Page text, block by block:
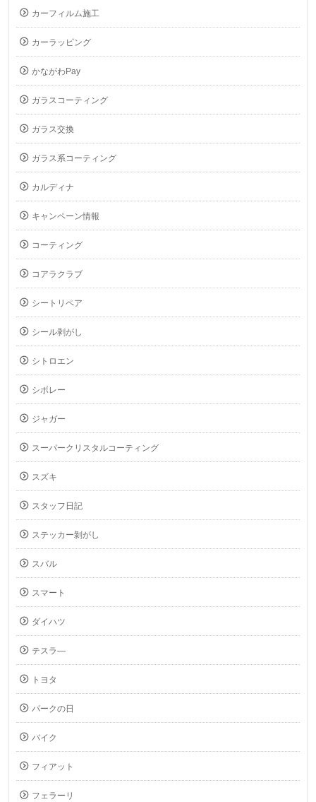
カーフィルム施工
カーラッピング
かながわPay
ガラスコーティング
ガラス交換
ガラス系コーティング
カルディナ
キャンペーン情報
コーティング
コアラクラブ
シートリペア
シール剥がし
シトロエン
シボレー
ジャガー
スーパークリスタルコーティング
スズキ
スタッフ日記
ステッカー剝がし
スバル
スマート
ダイハツ
テスラ―
トヨタ
パークの日
バイク
フィアット
フェラーリ